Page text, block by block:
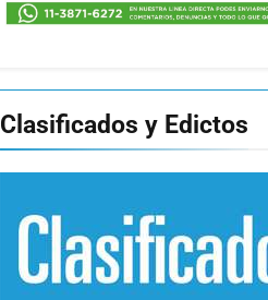
Clasificados y Edictos